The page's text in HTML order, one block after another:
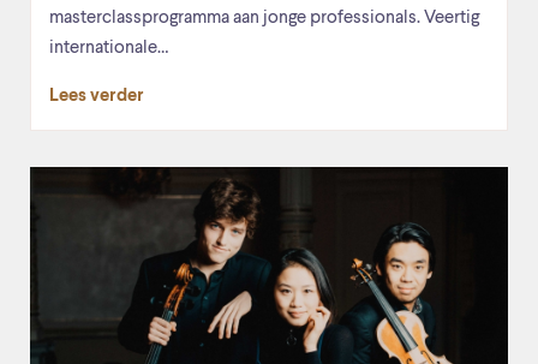
masterclassprogramma aan jonge professionals. Veertig
internationale…
Lees verder